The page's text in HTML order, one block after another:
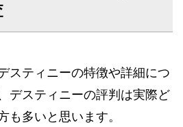
スティニーの特徴や詳細につ
デスティニーの評判は実際ど
も多いと思います。